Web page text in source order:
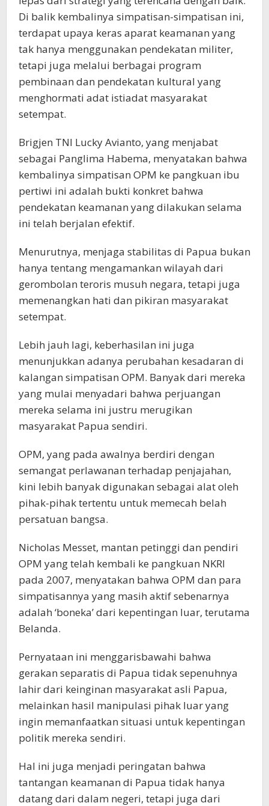
Di balik kembalinya simpatisan-simpatisan ini,
terdapat upaya keras aparat keamanan yang
tak hanya menggunakan pendekatan militer,
tetapi juga melalui berbagai program
pembinaan dan pendekatan kultural yang
menghormati adat istiadat masyarakat
setempat.
Brigjen TNI Lucky Avianto, yang menjabat
sebagai Panglima Habema, menyatakan bahwa
kembalinya simpatisan OPM ke pangkuan ibu
pertiwi ini adalah bukti konkret bahwa
pendekatan keamanan yang dilakukan selama
ini telah berjalan efektif.
Menurutnya, menjaga stabilitas di Papua bukan
hanya tentang mengamankan wilayah dari
gerombolan teroris musuh negara, tetapi juga
memenangkan hati dan pikiran masyarakat
setempat.
Lebih jauh lagi, keberhasilan ini juga
menunjukkan adanya perubahan kesadaran di
kalangan simpatisan OPM. Banyak dari mereka
yang mulai menyadari bahwa perjuangan
mereka selama ini justru merugikan
masyarakat Papua sendiri.
OPM, yang pada awalnya berdiri dengan
semangat perlawanan terhadap penjajahan,
kini lebih banyak digunakan sebagai alat oleh
pihak-pihak tertentu untuk memecah belah
persatuan bangsa.
Nicholas Messet, mantan petinggi dan pendiri
OPM yang telah kembali ke pangkuan NKRI
pada 2007, menyatakan bahwa OPM dan para
simpatisannya yang masih aktif sebenarnya
adalah ‘boneka’ dari kepentingan luar, terutama
Belanda.
Pernyataan ini menggarisbawahi bahwa
gerakan separatis di Papua tidak sepenuhnya
lahir dari keinginan masyarakat asli Papua,
melainkan hasil manipulasi pihak luar yang
ingin memanfaatkan situasi untuk kepentingan
politik mereka sendiri.
Hal ini juga menjadi peringatan bahwa
tantangan keamanan di Papua tidak hanya
datang dari dalam negeri, tetapi juga dari